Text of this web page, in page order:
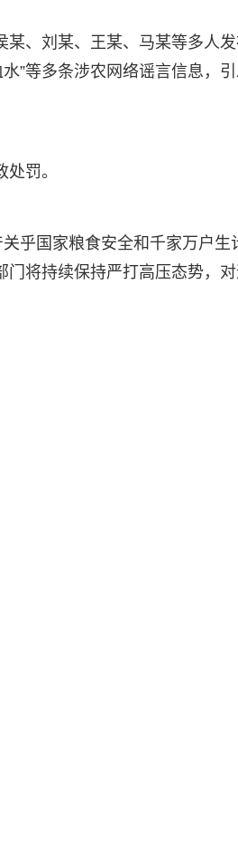
、刘某、王某、马某等多人
”等多条涉农网络谣言信息，
罚。
乎国家粮食安全和千家万户
将持续保持严打高压态势，